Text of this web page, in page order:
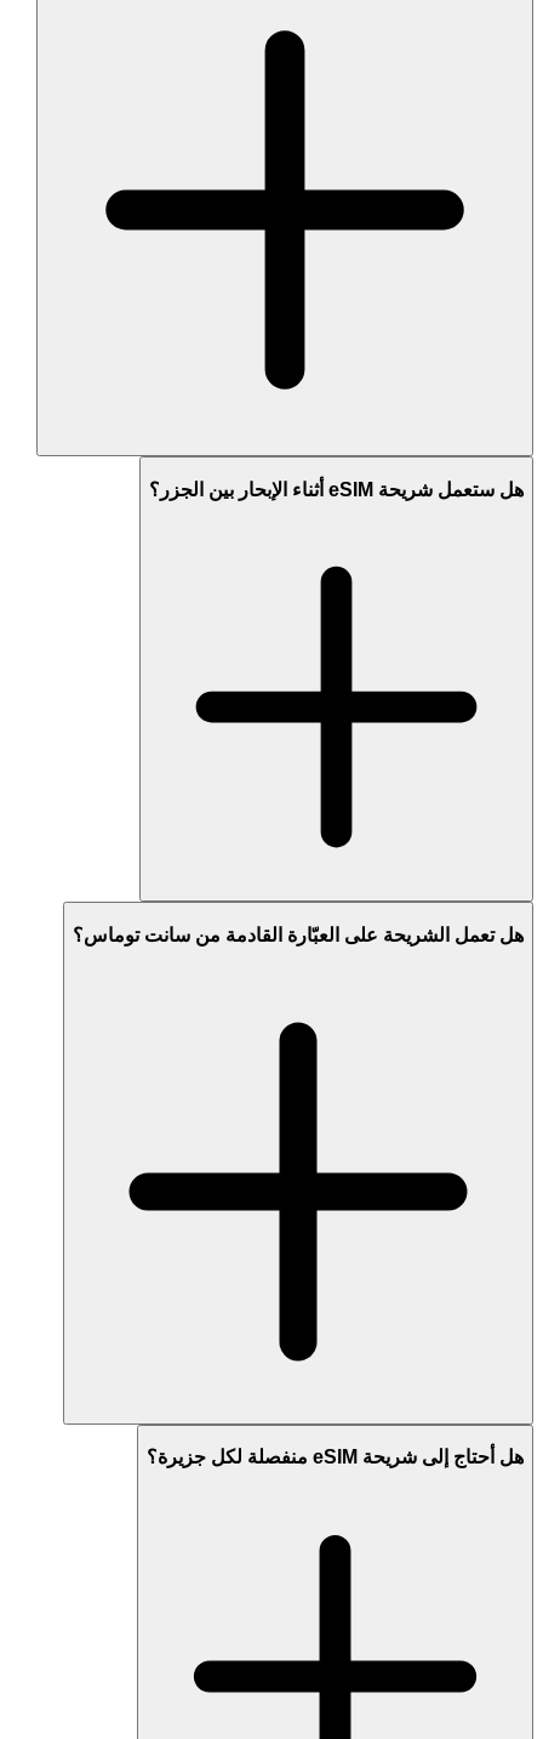
هل ستعمل شريحة eSIM أثناء الإبحار بين الجزر؟
هل تعمل الشريحة على العبّارة القادمة من سانت توماس؟
هل أحتاج إلى شريحة eSIM منفصلة لكل جزيرة؟